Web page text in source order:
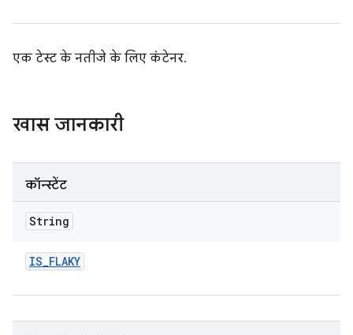
एक टेस्ट के नतीजे के लिए कंटेनर.
खास जानकारी
कॉन्स्टेंट
String
IS_FLAKY